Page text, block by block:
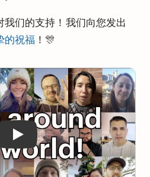
们的支持！我们向您发出
的祝福 ！🎊